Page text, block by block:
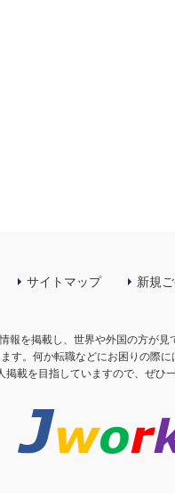
サイトマップ 新規
報を掲載し、世界や外国の方が
。何か転職などにお困りの際
掲載を目指していますので、ぜひ